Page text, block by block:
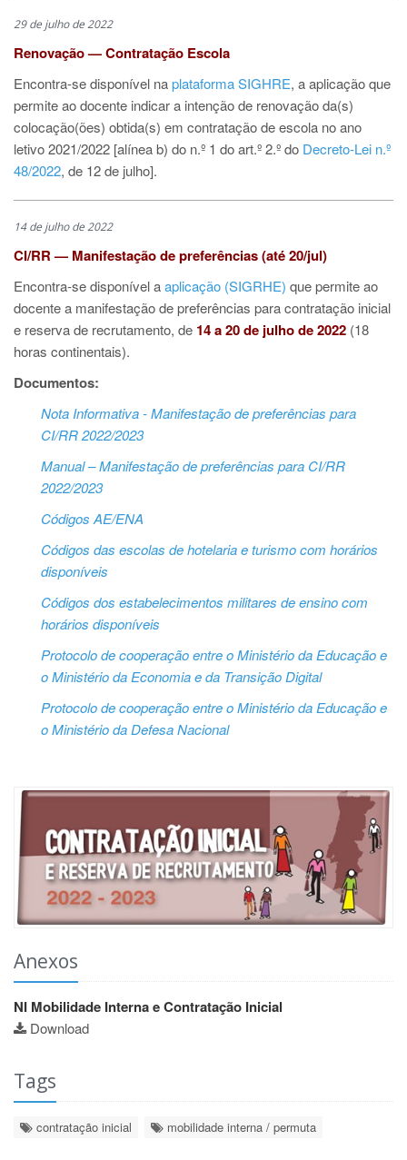
29 de julho de 2022
Renovação — Contratação Escola
Encontra-se disponível naplataforma SIGHRE, a aplicação que
permite ao docente indicar a intenção de renovação da(s)
colocação(ões) obtida(s) em contratação de escola no ano
letivo 2021/2022 [alínea b) do n.º 1 do art.º 2.º do Decreto-Lei n.º
48/2022, de 12 de julho].
14 de julho de 2022
CI/RR — Manifestação de preferências (até 20/jul)
Encontra-se disponível aaplicação (SIGRHE) que permite ao
docente a manifestação de preferências para contratação inicial
e reserva de recrutamento, de 14 a 20 de julho de 2022 (18
horas continentais).
Documentos:
Nota Informativa - Manifestação de preferências para
CI/RR 2022/2023
Manual – Manifestação de preferências para CI/RR
2022/2023
Códigos AE/ENA
Códigos das escolas de hotelaria e turismo com horários
disponíveis
Códigos dos estabelecimentos militares de ensino com
horários disponíveis
Protocolo de cooperação entre o Ministério da Educação e
o Ministério da Economia e da Transição Digital
Protocolo de cooperação entre o Ministério da Educação e
o Ministério da Defesa Nacional
Anexos
NI Mobilidade Interna e Contratação Inicial
Download
Tags
contratação inicial mobilidade interna / permuta